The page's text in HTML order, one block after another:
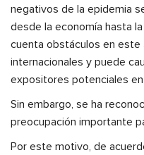
negativos de la epidemia
desde la economía hasta
cuenta obstáculos en este
internacionales y puede
expositores potenciales
Sin embargo, se ha
preocupación importante
Por este motivo, de